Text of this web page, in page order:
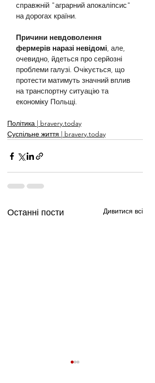
справжній "аграрний апокаліпсис"
на дорогах країни.
Причини невдоволення
фермерів наразі невідомі, але,
очевидно, йдеться про серйозні
проблеми галузі. Очікується, що
протести матимуть значний вплив
на транспортну ситуацію та
економіку Польщі.
Політика | bravery.today
Суспільне життя | bravery.today
Останні пости Дивитися всі